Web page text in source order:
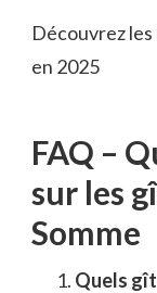
Découvrez les
en 2025
FAQ –
sur les
Somme
Quels